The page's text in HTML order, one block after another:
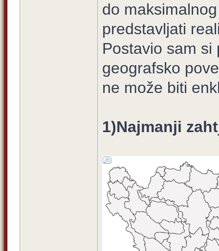
do
predstavljati
Postavio sam si
geografsko
ne može biti
1)Najmanji